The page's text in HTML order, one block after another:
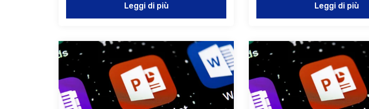
Leggi di più Leggi di più